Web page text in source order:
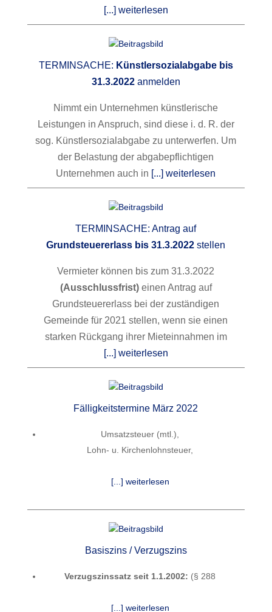
[...] weiterlesen
TERMINSACHE: Künstlersozialabgabe bis
31.3.2022anmelden
Nimmt ein Unternehmen künstlerische
Leistungen in Anspruch, sind diese i. d. R. der
sog. Künstlersozialabgabe zu unterwerfen. Um
der Belastung der abgabepflichtigen
Unternehmen auch in [...] weiterlesen
TERMINSACHE: Antrag auf
Grundsteuererlass bis 31.3.2022 stellen
Vermieter können bis zum 31.3.2022
(Ausschlussfrist) einen Antrag auf
Grundsteuererlass bei der zuständigen
Gemeinde für 2021 stellen, wenn sie einen
starken Rückgang ihrer Mieteinnahmen im
[...] weiterlesen
Fälligkeitstermine März 2022
Umsatzsteuer (mtl.),
Lohn- u. Kirchenlohnsteuer,
[...] weiterlesen
Basiszins / Verzugszins
Verzugszinssatz seit 1.1.2002: (§ 288
[...] weiterlesen